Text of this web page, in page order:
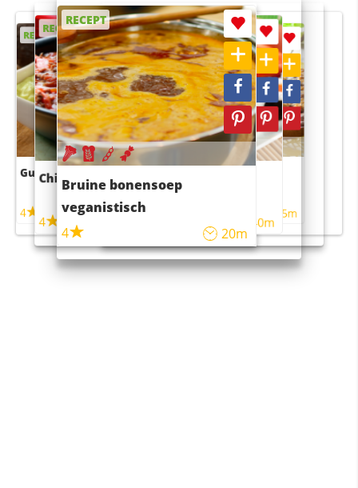
RECEPT
Guacamole
4
RECEPT
Chili con carne
4 45m
RECEPT
Bruine bonensoep
veganistisch
4
20m
RECEPT
Sushi rijstsalade
maaltijdsalade
40m
RECEPT
4 55m